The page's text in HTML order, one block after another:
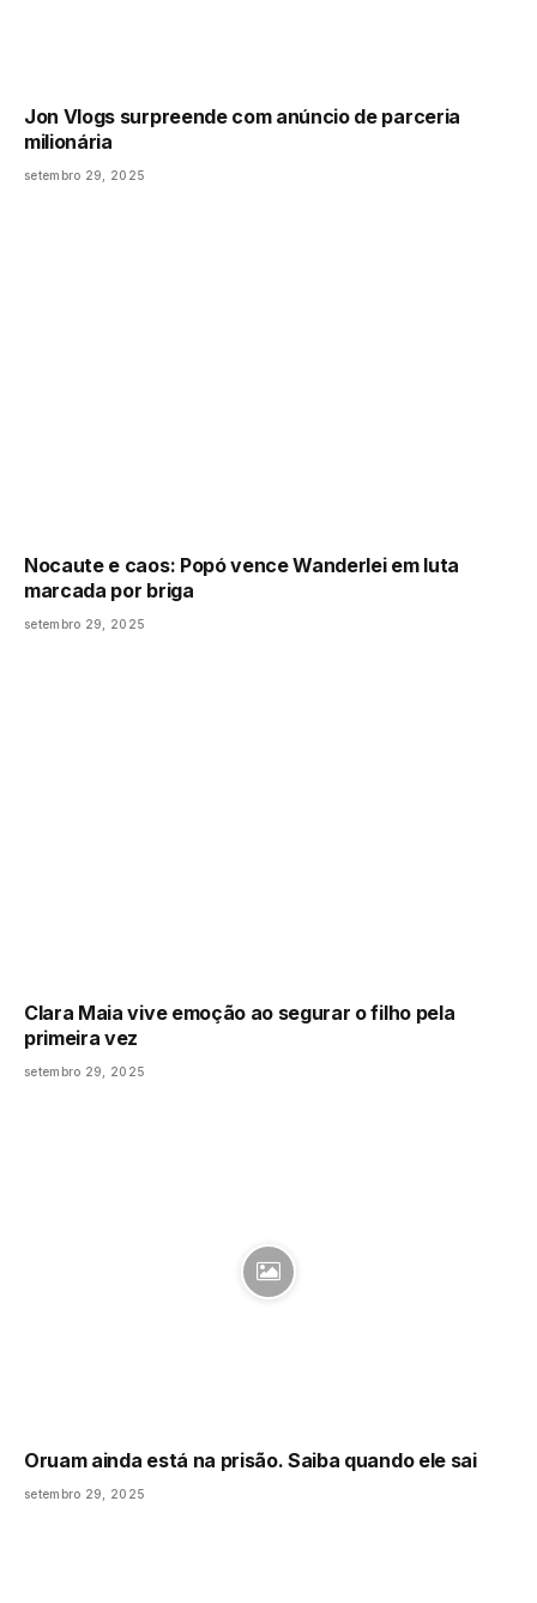
Jon Vlogs surpreende com anúncio de parceria
milionária
setembro 29, 2025
Nocaute e caos: Popó vence Wanderlei em luta
marcada por briga
setembro 29, 2025
Clara Maia vive emoção ao segurar o filho pela
primeira vez
setembro 29, 2025
Oruam ainda está na prisão. Saiba quando ele sai
setembro 29, 2025